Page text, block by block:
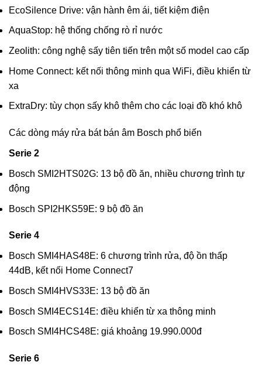
EcoSilence Drive: vận hành êm ái, tiết kiệm điện
AquaStop: hệ thống chống rò rỉ nước
Zeolith: công nghệ sấy tiên tiến trên một số model cao cấp
Home Connect: kết nối thông minh qua WiFi, điều khiển từ
xa
ExtraDry: tùy chọn sấy khô thêm cho các loại đồ khó khô
Các dòng máy rửa bát bán âm Bosch phổ biến
Serie 2
Bosch SMI2HTS02G: 13 bộ đồ ăn, nhiều chương trình tự
động
Bosch SPI2HKS59E: 9 bộ đồ ăn
Serie 4
Bosch SMI4HAS48E: 6 chương trình rửa, độ ồn thấp
44dB, kết nối Home Connect7
Bosch SMI4HVS33E: 13 bộ đồ ăn
Bosch SMI4ECS14E: điều khiển từ xa thông minh
Bosch SMI4HCS48E: giá khoảng 19.990.000đ
Serie 6